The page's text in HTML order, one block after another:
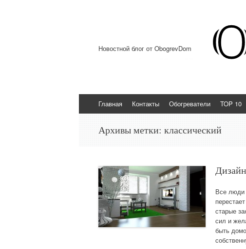
Новостной блог от ObogrevDom
Перейти к содержимому
Главная Контакты Обогреватели TOP 10
Архивы метки: классический
Все люди
старые
сил и
быть